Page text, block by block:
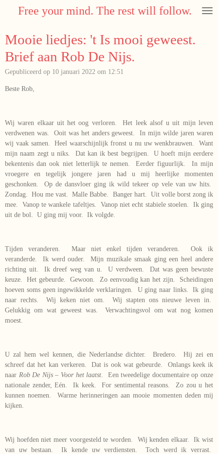
de
hoofdinhoud
Free your mind. The rest will follow.
Mooie liedjes: 't Is mooi geweest.
Brief aan Rob De Nijs.
Gepubliceerd op 10 januari 2022 om 12:51
Beste Rob,
Wij waren elkaar uit het oog verloren. Het leek alsof u uit mijn leven
verdwenen was. Ooit was het anders geweest. In mijn wilde jaren waren
wij vaak samen. Heel waarschijnlijk fronst u nu uw wenkbrauwen. Want
mijn naam zegt u niks. Dat kan ik best begrijpen. U hoeft mijn eerdere
bekentenis dan ook niet letterlijk te nemen. Eerder figuurlijk. In mijn
vroegere en tegelijk jongere jaren had u mij heerlijke momenten
geschonken. Op de dansvloer ging ik wild tekeer op vele van uw hits.
Zondag. Hou me vast. Malle Babbe. Banger hart. Uit volle borst zong ik
mee. Vanop te wankele tafeltjes. Vanop niet echt stabiele stoelen. Ik ging
uit de bol. U ging mij voor. Ik volgde.
Tijden veranderen. Maar niet enkel tijden veranderen. Ook ik
veranderde. Ik werd ouder. Mijn muzikale smaak ging een heel andere
richting uit. Ik dreef weg van u. U verdween. Dat was geen bewuste
keuze. Het gebeurde. Gewoon. Zo eenvoudig kan het zijn. Scheidingen
hoeven soms geen ingewikkelde verklaringen. U ging naar links. Ik ging
naar rechts. Wij keken niet om. Wij stapten ons nieuwe leven in.
Gelukkig om wat geweest was. Verwachtingsvol om wat nog komen
moest.
U zal hem wel kennen, die Nederlandse dichter. Bredero. Hij zei en
schreef dat het kan verkeren. Dat is ook wat gebeurde. Onlangs keek ik
naar Rob De Nijs – Voor het laatst . Een tweedelige documentaire op onze
nationale zender, Eén. Ik keek. For sentimental reasons. Zo zou u het
kunnen noemen. Warme herinneringen aan mooie momenten deden mij
kijken.
Wij hoefden niet meer voorgesteld te worden. Wij kenden elkaar. Ik wist
van uw bestaan. Ik kende uw verdiensten. Toch werd ik verrast.